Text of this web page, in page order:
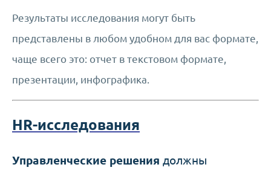
Результаты исследования могут быть
представлены в любом удобном для вас формате,
чаще всего это: отчет в текстовом формате,
презентации, инфографика.
HR-исследования
Управленческие решения должны